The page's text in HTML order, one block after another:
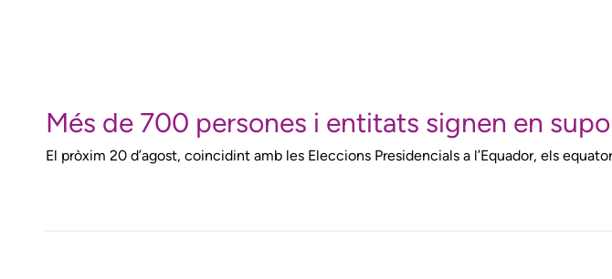
Més de 700 persones i entitats signen en
El pròxim 20 d’agost, coincidint amb les Eleccions Presidencials a l’Equador, els